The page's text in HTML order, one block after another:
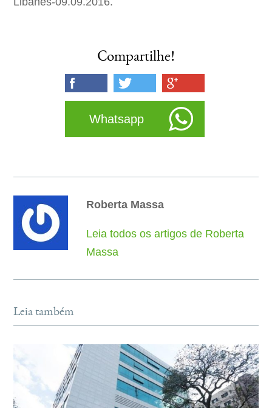
Compartilhe!
Whatsapp
Roberta Massa
Leia todos os artigos de Roberta
Massa
Leia também